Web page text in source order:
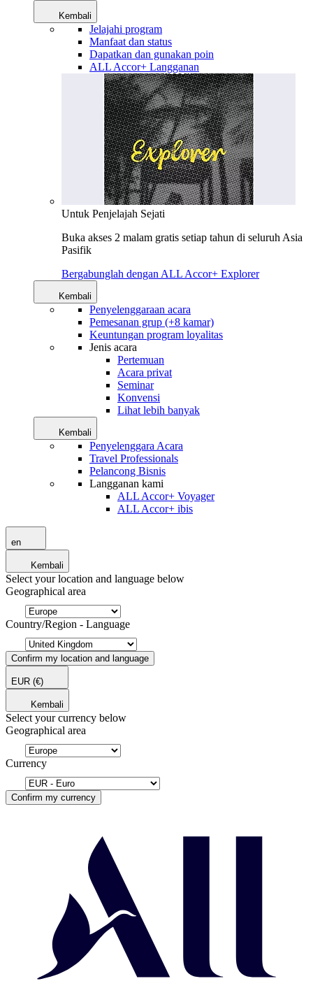
Kembali
Jelajahi program
Manfaat dan status
Dapatkan dan gunakan poin
ALL Accor+ Langganan
Untuk Penjelajah Sejati
Buka akses 2 malam gratis setiap tahun di seluruh Asia
Pasifik
Bergabunglah dengan ALL Accor+ Explorer
Kembali
Penyelenggaraan acara
Pemesanan grup (+8 kamar)
Keuntungan program loyalitas
Jenis acara
Pertemuan
Acara privat
Seminar
Konvensi
Lihat lebih banyak
Kembali
Penyelenggara Acara
Travel Professionals
Pelancong Bisnis
Langganan kami
ALL Accor+ Voyager
ALL Accor+ ibis
en
Kembali
Select your location and language below
Geographical area
Country/Region - Language
Confirm my location and language
EUR (€)
Kembali
Select your currency below
Geographical area
Currency
Confirm my currency